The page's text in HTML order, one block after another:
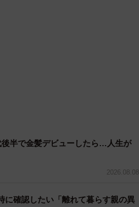
半で金髪デビューしたら…人生が
2026.08.08
確認したい「離れて暮らす親の異